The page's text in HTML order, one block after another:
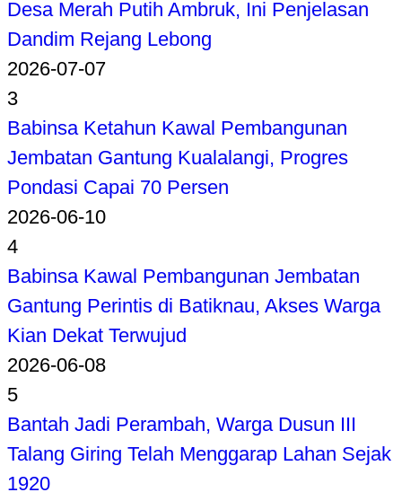
Desa Merah Putih Ambruk, Ini Penjelasan
Dandim Rejang Lebong
2026-07-07
3
Babinsa Ketahun Kawal Pembangunan
Jembatan Gantung Kualalangi, Progres
Pondasi Capai 70 Persen
2026-06-10
4
Babinsa Kawal Pembangunan Jembatan
Gantung Perintis di Batiknau, Akses Warga
Kian Dekat Terwujud
2026-06-08
5
Bantah Jadi Perambah, Warga Dusun III
Talang Giring Telah Menggarap Lahan Sejak
1920